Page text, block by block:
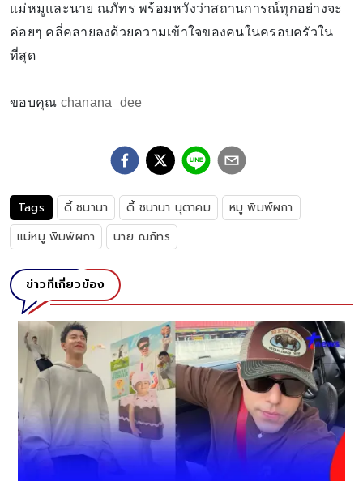
แม่หมูและนาย ณภัทร พร้อมหวังว่าสถานการณ์ทุกอย่างจะ
ค่อยๆ คลี่คลายลงด้วยความเข้าใจของคนในครอบครัวใน
ที่สุด
ขอบคุณ chanana_dee
Tags ดี้ ชนานา ดี้ ชนานา นุตาคม
หมู พิมพ์ผกา
แม่หมู พิมพ์ผกา
นาย ณภัทร
ข่าวที่เกี่ยวข้อง